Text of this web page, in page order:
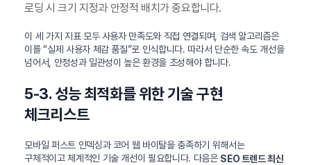
로딩 시 크기 지정과 안정적 배치가 중요합니다.
이 세 가지 지표 모두 사용자 만족도와 직접 연결되며, 검색 알고리즘은
이를 “실제 사용자 체감 품질”로 인식합니다. 따라서 단순한 속도 개선을
넘어서, 안정성과 일관성이 높은 환경을 조성해야 합니다.
5-3. 성능 최적화를 위한 기술 구현
체크리스트
모바일 퍼스트 인덱싱과 코어 웹 바이탈을 충족하기 위해서는
구체적이고 체계적인 기술 개선이 필요합니다. 다음은 SEO 트렌드 최신